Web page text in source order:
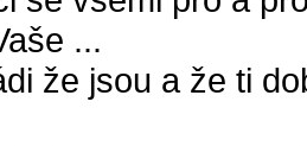
...
že jsou a že ti